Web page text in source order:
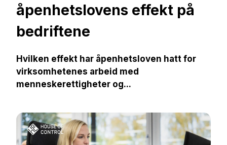
åpenhetslovens effekt på
bedriftene
Hvilken effekt har åpenhetsloven hatt for
virksomhetenes arbeid med
menneskerettigheter og...